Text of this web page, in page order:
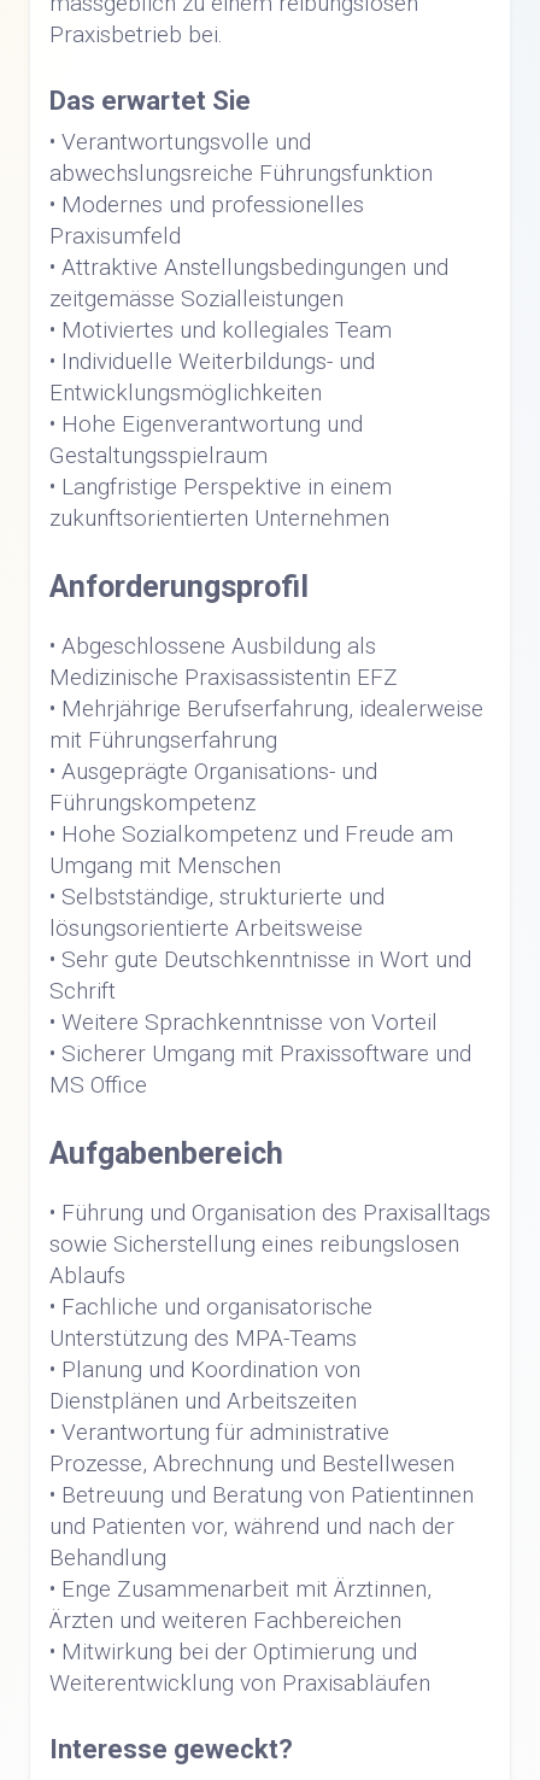
Praxisbetrieb bei.
Das erwartet Sie
• Verantwortungsvolle und
abwechslungsreiche Führungsfunktion
• Modernes und professionelles
Praxisumfeld
• Attraktive Anstellungsbedingungen und
zeitgemässe Sozialleistungen
• Motiviertes und kollegiales Team
• Individuelle Weiterbildungs- und
Entwicklungsmöglichkeiten
• Hohe Eigenverantwortung und
Gestaltungsspielraum
• Langfristige Perspektive in einem
zukunftsorientierten Unternehmen
Anforderungsprofil
• Abgeschlossene Ausbildung als
Medizinische Praxisassistentin EFZ
• Mehrjährige Berufserfahrung, idealerweise
mit Führungserfahrung
• Ausgeprägte Organisations- und
Führungskompetenz
• Hohe Sozialkompetenz und Freude am
Umgang mit Menschen
• Selbstständige, strukturierte und
lösungsorientierte Arbeitsweise
• Sehr gute Deutschkenntnisse in Wort und
Schrift
• Weitere Sprachkenntnisse von Vorteil
• Sicherer Umgang mit Praxissoftware und
MS Office
Aufgabenbereich
• Führung und Organisation des Praxisalltags
sowie Sicherstellung eines reibungslosen
Ablaufs
• Fachliche und organisatorische
Unterstützung des MPA-Teams
• Planung und Koordination von
Dienstplänen und Arbeitszeiten
• Verantwortung für administrative
Prozesse, Abrechnung und Bestellwesen
• Betreuung und Beratung von Patientinnen
und Patienten vor, während und nach der
Behandlung
• Enge Zusammenarbeit mit Ärztinnen,
Ärzten und weiteren Fachbereichen
• Mitwirkung bei der Optimierung und
Weiterentwicklung von Praxisabläufen
Interesse geweckt?